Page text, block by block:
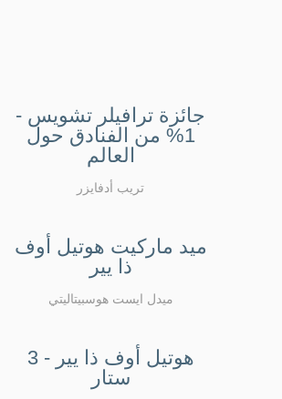
جائزة ترافيلر تشويس -
1% من الفنادق حول
العالم
تريب أدفايزر
ميد ماركيت هوتيل أوف
ذا يير
ميدل ايست هوسبيتاليتي
هوتيل أوف ذا يير - 3
ستار